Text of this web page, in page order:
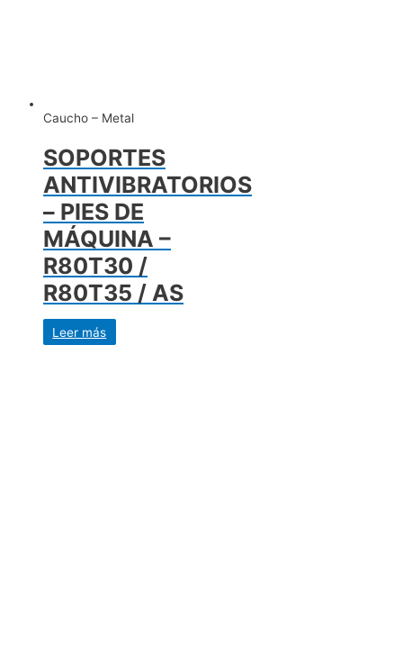
Caucho – Metal
SOPORTES
ANTIVIBRATORIOS
– PIES DE
MÁQUINA –
R80T30 /
R80T35 / AS
Leer más